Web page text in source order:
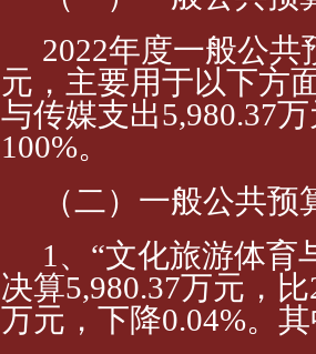
2022年度一般公共
元，主要用于以下方
与传媒支出5,980.37
100%。
（二）一般公共
1、“文化旅游体育
决算5,980.37万元，比
万元，下降0.04%。